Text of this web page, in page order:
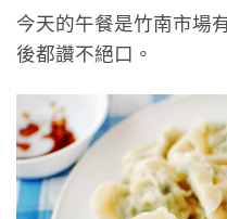
今天的午餐是竹南市場
後都讚不絕口。